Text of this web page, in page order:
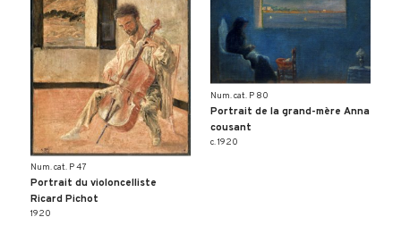
Num. cat. P 47
Portrait du violoncelliste
Ricard Pichot
1920
Num. cat. P 80
Portrait de la grand-mère Anna
cousant
c. 1920